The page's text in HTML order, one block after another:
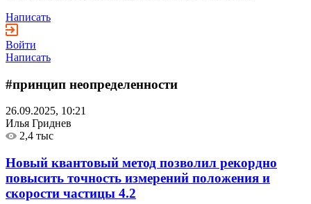
Написать
Войти
Написать
#принцип неопределенности
26.09.2025, 10:21
Илья Гриднев
2,4 тыс
Новый квантовый метод позволил рекордно
повысить точность измерений положения и
скорости частицы 4.2